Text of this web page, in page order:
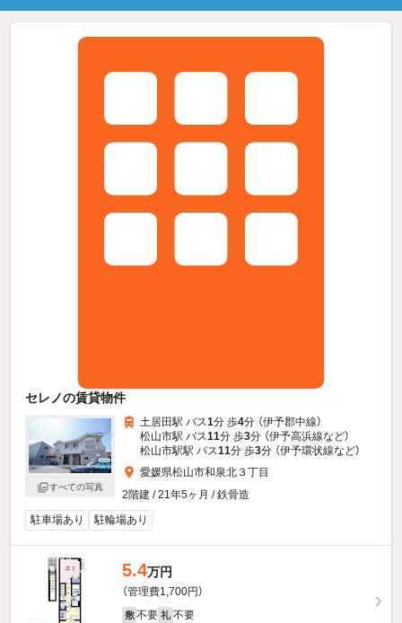
セレノの賃貸物件
すべての写真
土居田駅 バス1分 歩4分 （伊予郡中線）
松山市駅 バス11分 歩3分 （伊予高浜線など）
松山市駅駅 バス11分 歩3分 （伊予環状線など）
愛媛県松山市和泉北３丁目
2階建 / 21年5ヶ月 / 鉄骨造
駐車場あり
駐輪場あり
5.4万円
（管理費1,700円）
敷 不要 礼 不要